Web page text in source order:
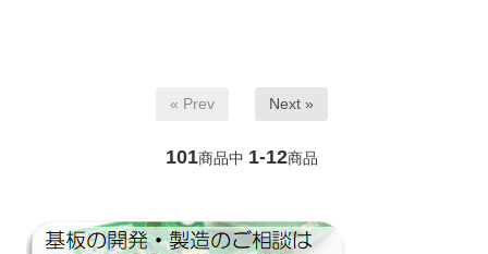
« Prev Next »
101商品中 1-12商品